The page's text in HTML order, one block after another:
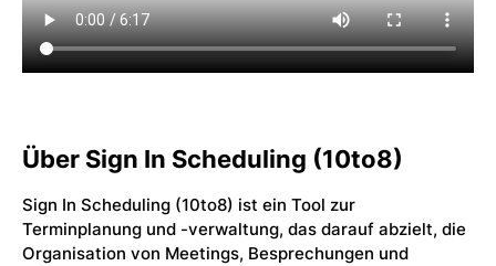
Über Sign In Scheduling (10to8)
Sign In Scheduling (10to8) ist ein Tool zur
Terminplanung und -verwaltung, das darauf abzielt, die
Organisation von Meetings, Besprechungen und